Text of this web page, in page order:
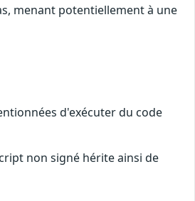
menant potentiellement à une
d'exécuter du code
non signé hérite ainsi de